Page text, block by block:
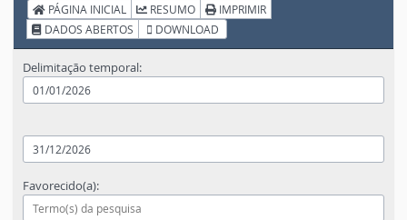
PÁGINA INICIAL RESUMO
IMPRIMIR
DADOS ABERTOS
DOWNLOAD
Delimitação temporal:
Favorecido(a):